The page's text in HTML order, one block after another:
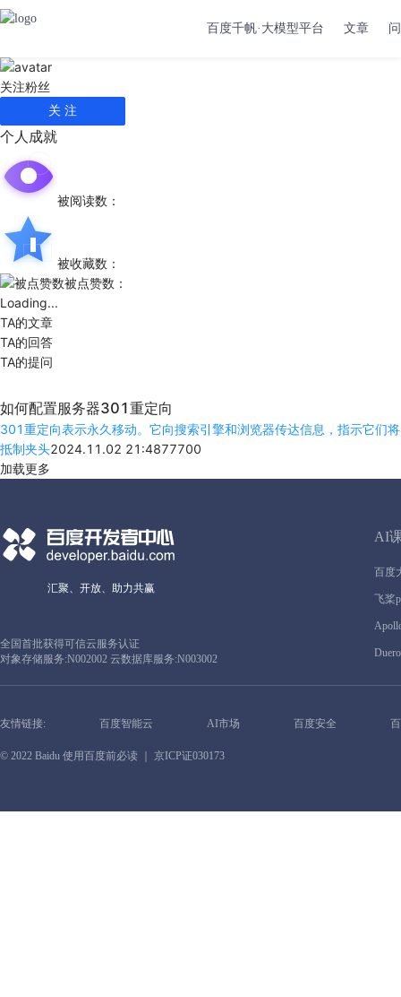
百度千帆·大模型平台 文章
关注粉丝
关 注
个人成就
被阅读数：
被收藏数：
被点赞数：
Loading...
TA的文章
TA的回答
TA的提问
如何配置服务器301重定向
301重定向表示永久移动。它向搜索引擎和浏览器传达信息，指示它们
抵制夹头2024.11.02 21:4877700
加载更多
汇聚、开放、助力共赢
全国首批获得可信云服务认证
对象存储服务:N002002 云数据库服务:N003002
AI
百度
飞桨
友情链接: 百度智能云 AI市场 百度安全
© 2022 Baidu 使用百度前必读 ｜ 京ICP证030173